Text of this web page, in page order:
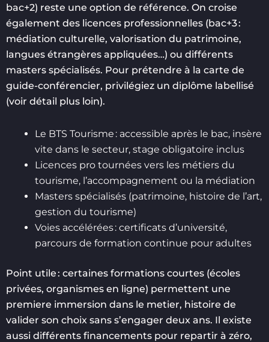
bac+2) reste une option de référence. On croise
également des licences professionnelles (bac+3 :
médiation culturelle, valorisation du patrimoine,
langues étrangères appliquées…) ou différents
masters spécialisés. Pour prétendre à la carte de
guide-conférencier, privilégiez un diplôme labellisé
(voir détail plus loin).
Le BTS Tourisme : accessible après le bac, insère
vite dans le secteur, stage obligatoire inclus
Licences pro tournées vers les métiers du
tourisme, l’accompagnement ou la médiation
Masters spécialisés (patrimoine, histoire de l’art,
gestion du tourisme)
Voies accélérées : certificats d’université,
parcours de formation continue pour adultes
Point utile : certaines formations courtes (écoles
privées, organismes en ligne) permettent une
premiere immersion dans le metier, histoire de
valider son choix sans s’engager deux ans. Il existe
aussi différents financements pour repartir à zéro,